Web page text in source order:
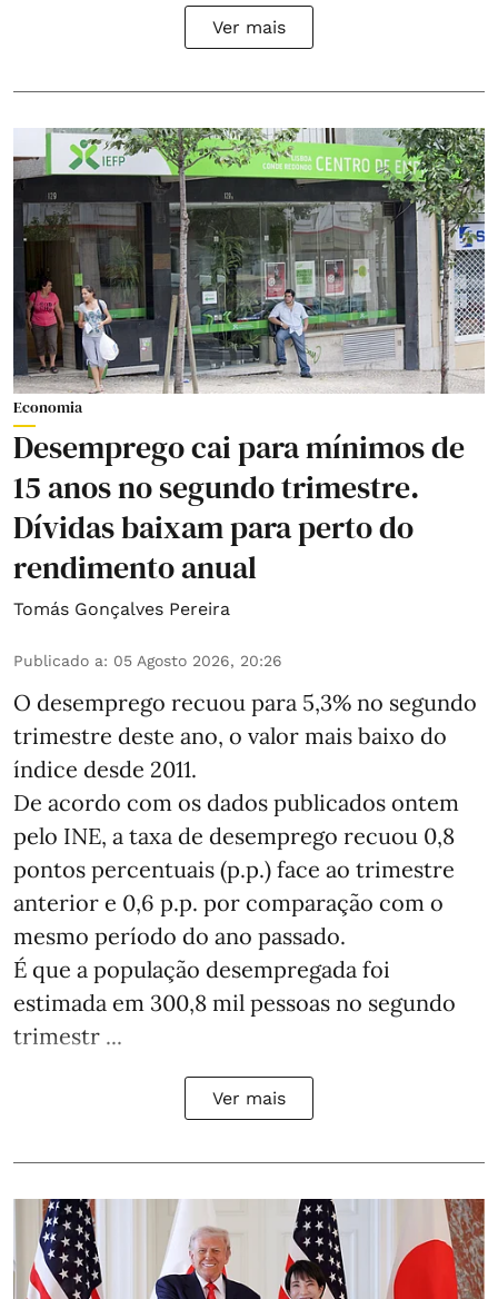
Ver mais
Economia
Desemprego cai para mínimos de
15 anos no segundo trimestre.
Dívidas baixam para perto do
rendimento anual
Tomás Gonçalves Pereira
Publicado a: 05 Agosto 2026, 20:26
O desemprego recuou para 5,3% no segundo
trimestre deste ano, o valor mais baixo do
índice desde 2011.
De acordo com os dados publicados ontem
pelo INE, a taxa de desemprego recuou 0,8
pontos percentuais (p.p.) face ao trimestre
anterior e 0,6 p.p. por comparação com o
mesmo período do ano passado.
É que a população desempregada foi
estimada em 300,8 mil pessoas no segundo
trimestr ...
Ver mais